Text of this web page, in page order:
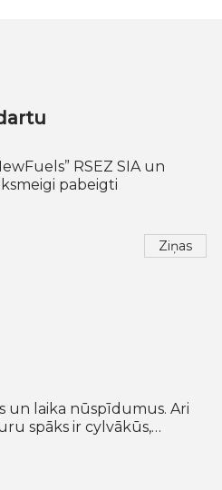
RSEZ SIA un
pabeigti
Ziņas
un laika nūspīdumus. Ari
spāks ir cylvākūs,…